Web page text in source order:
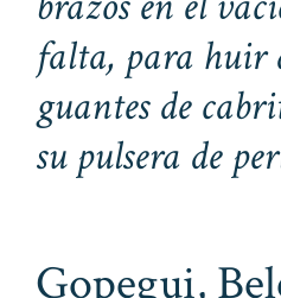
falta, para huir
guantes de
su pulsera de
Gopegui,